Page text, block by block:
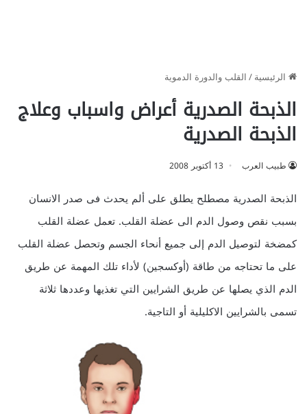
الرئيسية/القلب والدورة الدموية
الذبحة الصدرية أعراض واسباب وعلاج
الذبحة الصدرية
طبيب العرب 13 أكتوبر 2008
الذبحة الصدرية مصطلح يطلق على ألم يحدث فى صدر الانسان
بسبب نقص وصول الدم الى عضلة القلب. تعمل عضلة القلب
كمضخة لتوصيل الدم إلى جميع أنحاء الجسم وتحصل عضلة القلب
على ما تحتاجه من طاقة (أوكسجين) لأداء تلك المهمة عن طريق
الدم الذي يصلها عن طريق الشرايين التي تغذيها وعددها ثلاثة
تسمى بالشرايين الاكليلية أو التاجية.